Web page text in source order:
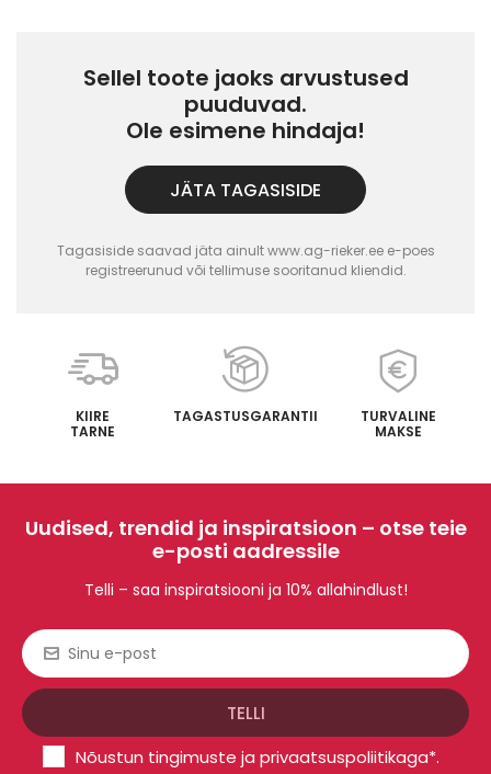
Sellel toote jaoks arvustused
puuduvad.
Ole esimene hindaja!
JÄTA TAGASISIDE
Tagasiside saavad jäta ainult www.ag-rieker.ee e-poes
registreerunud või tellimuse sooritanud kliendid.
KIIRE
TARNE
TAGASTUSGARANTII
TURVALINE
MAKSE
Uudised, trendid ja inspiratsioon – otse teie
e-posti aadressile
Telli – saa inspiratsiooni ja 10% allahindlust!
Nõustun tingimuste ja privaatsuspoliitikaga*.